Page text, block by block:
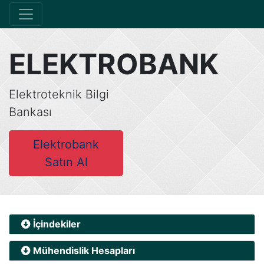
ELEKTROBANK
Elektroteknik Bilgi
Bankası
Elektrobank
Satın Al
İçindekiler
Mühendislik Hesapları